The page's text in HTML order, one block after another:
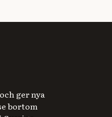
ger nya
bortom